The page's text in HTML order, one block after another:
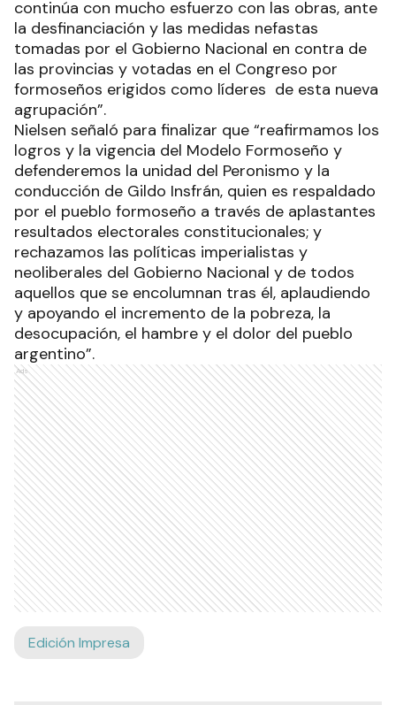
continúa con mucho esfuerzo con las obras, ante
la desfinanciación y las medidas nefastas
tomadas por el Gobierno Nacional en contra de
las provincias y votadas en el Congreso por
formoseños erigidos como líderes de esta nueva
agrupación”.
Nielsen señaló para finalizar que “reafirmamos los
logros y la vigencia del Modelo Formoseño y
defenderemos la unidad del Peronismo y la
conducción de Gildo Insfrán, quien es respaldado
por el pueblo formoseño a través de aplastantes
resultados electorales constitucionales; y
rechazamos las políticas imperialistas y
neoliberales del Gobierno Nacional y de todos
aquellos que se encolumnan tras él, aplaudiendo
y apoyando el incremento de la pobreza, la
desocupación, el hambre y el dolor del pueblo
argentino”.
Ads
Edición Impresa